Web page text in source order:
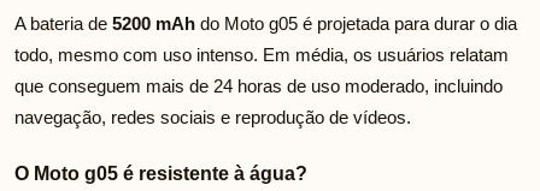
A bateria de 5200 mAh do Moto g05 é projetada para durar o dia
todo, mesmo com uso intenso. Em média, os usuários relatam
que conseguem mais de 24 horas de uso moderado, incluindo
navegação, redes sociais e reprodução de vídeos.
O Moto g05 é resistente à água?